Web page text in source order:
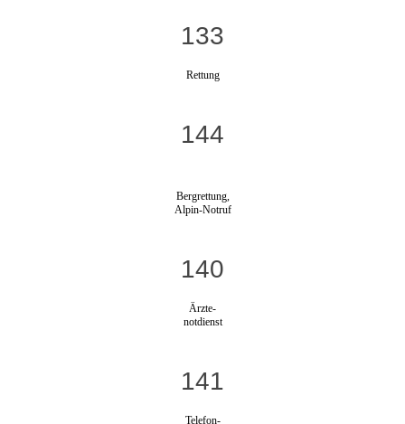
133
Rettung
144
Bergrettung,
Alpin-Notruf
140
Ärzte-
notdienst
141
Telefon-